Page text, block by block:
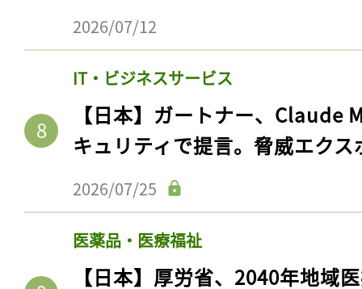
2026/07/12
IT・ビジネスサービス
【日本】ガートナー、Claude
キュリティで提言。脅威エク
2026/07/25
医薬品・医療福祉
【日本】厚労省、2040年地域